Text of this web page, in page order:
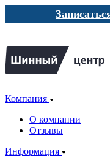
Компания
О компании
Отзывы
Информация